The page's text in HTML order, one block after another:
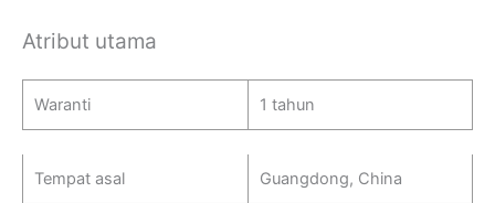
Atribut utama
Waranti 1 tahun
Tempat asal Guangdong, China